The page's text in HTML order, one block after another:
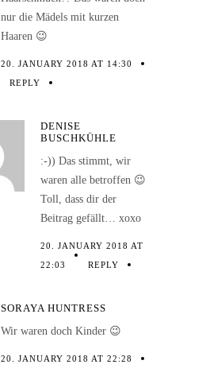
nur die Mädels mit kurzen
Haaren 😉
20. JANUARY 2018 AT 14:30
REPLY
DENISE
BUSCHKÜHLE
:-)) Das stimmt, wir
waren alle betroffen 😉
Toll, dass dir der
Beitrag gefällt… xoxo
20. JANUARY 2018 AT
22:03
REPLY
SORAYA HUNTRESS
Wir waren doch Kinder 😉
20. JANUARY 2018 AT 22:28